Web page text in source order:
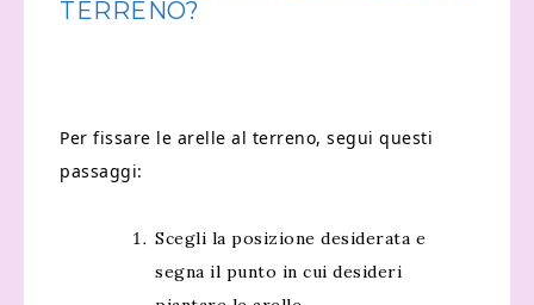
TERRENO?
Per fissare le arelle al terreno, segui questi
passaggi:
Scegli la posizione desiderata e
segna il punto in cui desideri